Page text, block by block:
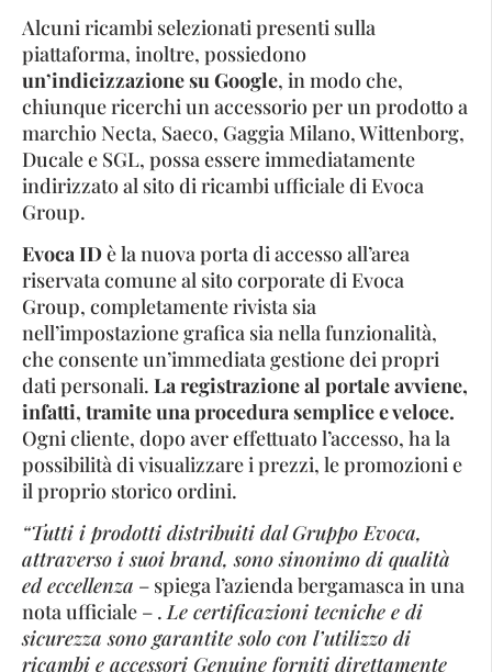
Alcuni ricambi selezionati presenti sulla
piattaforma, inoltre, possiedono
un’indicizzazione su Google, in modo che,
chiunque ricerchi un accessorio per un prodotto a
marchio Necta, Saeco, Gaggia Milano, Wittenborg,
Ducale e SGL, possa essere immediatamente
indirizzato al sito di ricambi ufficiale di Evoca
Group.
Evoca IDè la nuova porta di accesso all’area
riservata comune al sito corporate di Evoca
Group, completamente rivista sia
nell’impostazione grafica sia nella funzionalità,
che consente un’immediata gestione dei propri
dati personali. La registrazione al portale avviene,
infatti, tramite una procedura semplice e veloce.
Ogni cliente, dopo aver effettuato l’accesso, ha la
possibilità di visualizzare i prezzi, le promozioni e
il proprio storico ordini.
“Tutti i prodotti distribuiti dal Gruppo Evoca,
attraverso i suoi brand, sono sinonimo di qualità
ed eccellenza – spiega l’azienda bergamasca in una
nota ufficiale – .Le certificazioni tecniche e di
sicurezza sono garantite solo con l’utilizzo di
ricambi e accessori Genuine forniti direttamente